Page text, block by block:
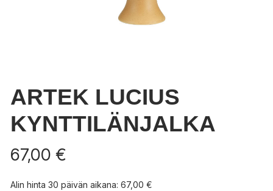
ARTEK LUCIUS
KYNTTILÄNJALKA
67,00 €
Alin hinta 30 päivän aikana: 67,00 €